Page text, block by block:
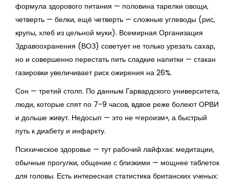
формула здорового питания — половина тарелки овощи,
четверть — белки, ещё четверть — сложные углеводы (рис,
крупы, хлеб из цельной муки). Всемирная Организация
Здравоохранения (ВОЗ) советует не только урезать сахар,
но и совершенно перестать пить сладкие напитки — стакан
газировки увеличивает риск ожирения на 26%.
Сон — третий столп. По данным Гарвардского университета,
люди, которые спят по 7-9 часов, вдвое реже болеют ОРВИ
и дольше живут. Недосып — это не «героизм», а быстрый
путь к диабету и инфаркту.
Психическое здоровье — тут рабочий лайфхак: медитации,
обычные прогулки, общение с близкими — мощнее таблеток
для головы. Есть интересная статистика британских ученых: